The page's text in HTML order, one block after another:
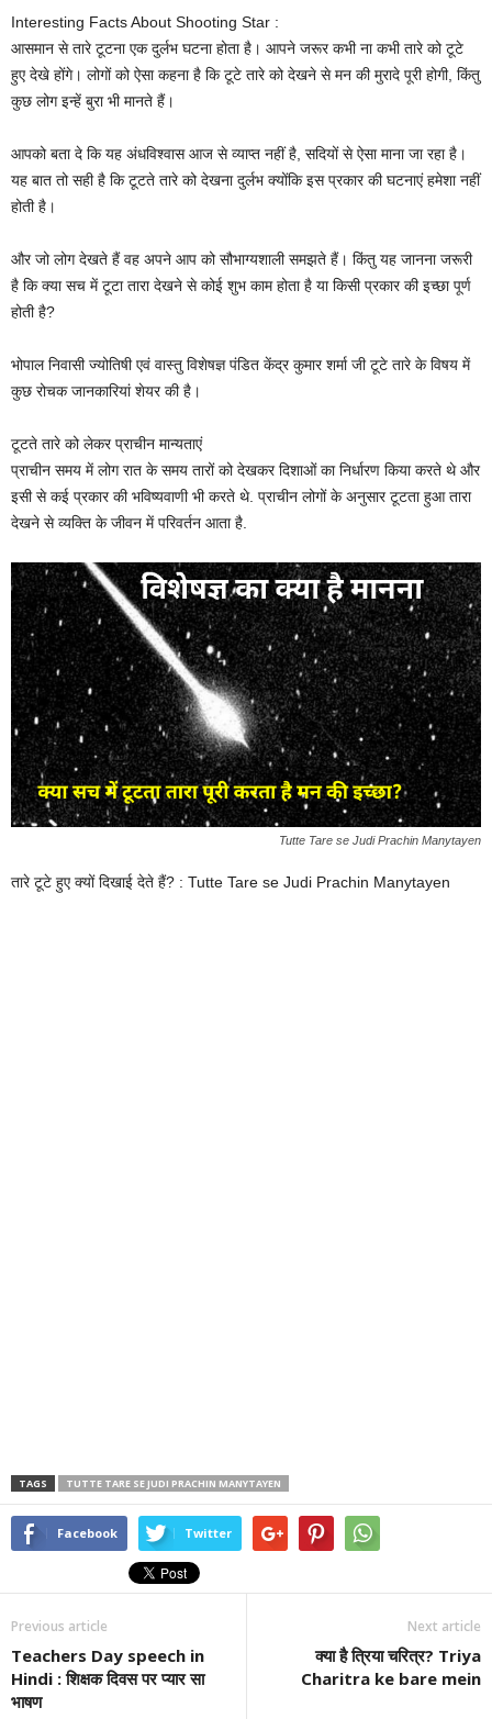
Interesting Facts About Shooting Star :
आसमान से तारे टूटना एक दुर्लभ घटना होता है। आपने जरूर कभी ना कभी तारे को टूटे
हुए देखे होंगे। लोगों को ऐसा कहना है कि टूटे तारे को देखने से मन की मुरादे पूरी होगी, किंतु
कुछ लोग इन्हें बुरा भी मानते हैं।
आपको बता दे कि यह अंधविश्वास आज से व्याप्त नहीं है, सदियों से ऐसा माना जा रहा है।
यह बात तो सही है कि टूटते तारे को देखना दुर्लभ क्योंकि इस प्रकार की घटनाएं हमेशा नहीं
होती है।
और जो लोग देखते हैं वह अपने आप को सौभाग्यशाली समझते हैं। किंतु यह जानना जरूरी
है कि क्या सच में टूटा तारा देखने से कोई शुभ काम होता है या किसी प्रकार की इच्छा पूर्ण
होती है?
भोपाल निवासी ज्योतिषी एवं वास्तु विशेषज्ञ पंडित केंद्र कुमार शर्मा जी टूटे तारे के विषय में
कुछ रोचक जानकारियां शेयर की है।
टूटते तारे को लेकर प्राचीन मान्यताएं
प्राचीन समय में लोग रात के समय तारों को देखकर दिशाओं का निर्धारण किया करते थे और
इसी से कई प्रकार की भविष्यवाणी भी करते थे. प्राचीन लोगों के अनुसार टूटता हुआ तारा
देखने से व्यक्ति के जीवन में परिवर्तन आता है.
Tutte Tare se Judi Prachin Manytayen
तारे टूटे हुए क्यों दिखाई देते हैं? : Tutte Tare se Judi Prachin Manytayen
TAGS TUTTE TARE SE JUDI PRACHIN MANYTAYEN
Facebook Twitter
Previous article
Teachers Day speech in
Hindi : शिक्षक दिवस पर प्यार सा
भाषण
Next article
क्या है त्रिया चरित्र? Triya
Charitra ke bare mein